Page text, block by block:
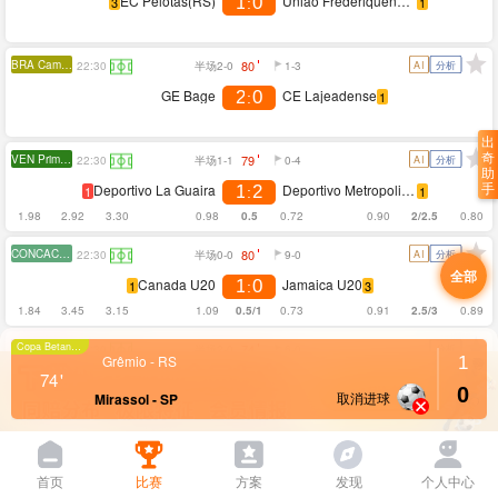
首页 比赛 方案 发现 个人中心
Copa Betano do Brasil
取消进球
Grêmio - RS 1
0
Mirassol - SP
BRA Campeonato Gaucho 2 22:30
GE Bage 2:0 CE Lajeadense
AI 分析
VEN Primera Division 22:30
Deportivo La Guaira 1:2 Deportivo Metropolitano
1.98 2.92 3.30 0.98 0.5 0.72 0.90 2/2.5 0.80
AI 分析
CONCACAF U20 Championship 22:30
Canada U20 1:0 Jamaica U20
1.84 3.45 3.15 1.09 0.5/1 0.73 0.91 2.5/3 0.89
AI 分析
Copa Governo do Estado de Sergipe 22:30 分析
Roraima U20 0:0
分析
出
奇
助
手